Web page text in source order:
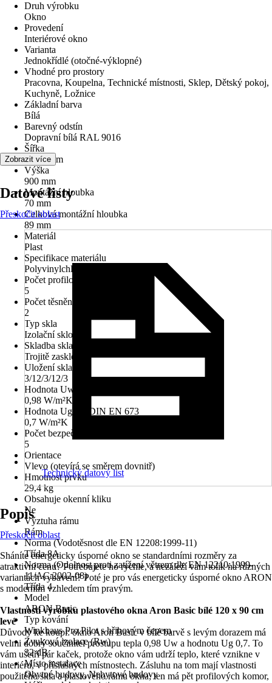
Druh výrobku
Okno
Provedení
Interiérové okno
Varianta
Jednokřídlé (otočné-výklopné)
Vhodné pro prostory
Pracovna, Koupelna, Technické místnosti, Sklep, Dětský pokoj,
Kuchyně, Ložnice
Základní barva
Bílá
Barevný odstín
Dopravní bílá RAL 9016
Šířka
1 200 mm
Výška
900 mm
Montážní hloubka
70 mm
Celková montážní hloubka
89 mm
Materiál
Plast
Specifikace materiálu
Polyvinylchlorid (PVC)
Počet profilových komor
5
Počet těsnění
2
Typ skla
Izolační sklo
Skladba skla
Trojitě zasklené
Uložení skla
3/12/3/12/3
Hodnota Uw dle DIN EN 10077
0,98 W/m²K
Hodnota Ug dle DIN EN 673
0,7 W/m²K
Počet bezpečnostních kotevních plechů
5
Orientace
Vlevo (otevírá se směrem dovnitř)
Hmotnost prvku
29,4 kg
Obsahuje okenní kliku
Ne
Výztuha rámu
Rám
Norma (Vodotěsnost dle EN 12208:1999-11)
Třída 8A
Norma (Odolnost proti zatížení větrem dle EN 12210:1999-
11/AC:2002-08)
Třída 4
Model
ARON Basic
Typ kování
Winkhaus Pro Pilot s hřibovým čepem
Zvuková izolace (Rw)
32 dB
Místo instalace
Obytné budovy, Nebytové budovy
Zobrazit více
Datové listy
Přeskočit oblast
Technický datový list
Popis
Přeskočit oblast
Sháníte energeticky úsporné okno se standardními rozměry za
atraktivní cenu? Potřebujete ho rychle, a nezáleží vám tolik na různých
variantách vybavení? Poté je pro vás energeticky úsporné okno ARON
s moderním vzhledem tím pravým.
Vlastnosti výrobku plastového okna Aron Basic bílé 120 x 90 cm
levé
Důvody ke koupi: okno Aron Basic v bílé barvě s levým dorazem má
velmi dobrý součinitel prostupu tepla 0,98 Uw a hodnotu Ug 0,7. To
vám ušetří pár kaček, protože okno vám udrží teplo, které vznikne v
interiéru, v příslušných místnostech. Zásluhu na tom mají vlastnosti
použitého skla a plastového rámu okna; ten má pět profilových komor,